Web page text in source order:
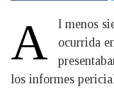
A
l menos
ocurrida
los informes